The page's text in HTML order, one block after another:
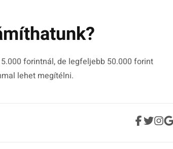
forintnál, de legfeljebb 50.000 forint
lehet megítélni.